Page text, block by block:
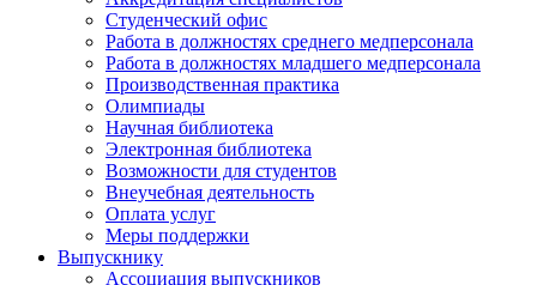
Студенческий офис
Работа в должностях среднего медперсонала
Работа в должностях младшего медперсонала
Производственная практика
Олимпиады
Научная библиотека
Электронная библиотека
Возможности для студентов
Внеучебная деятельность
Оплата услуг
Меры поддержки
Выпускнику
Ассоциация выпускников